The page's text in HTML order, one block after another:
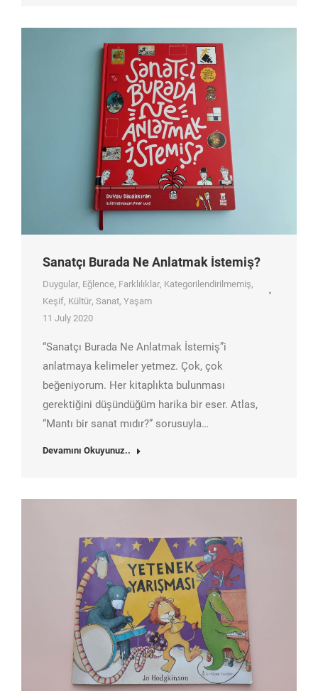
Sanatçı Burada Ne Anlatmak İstemiş?
Duygular, Eğlence, Farklılıklar, Kategorilendirilmemiş,
Keşif, Kültür, Sanat, Yaşam
11 July 2020
“Sanatçı Burada Ne Anlatmak İstemiş”i
anlatmaya kelimeler yetmez. Çok, çok
beğeniyorum. Her kitaplıkta bulunması
gerektiğini düşündüğüm harika bir eser. Atlas,
“Mantı bir sanat mıdır?” sorusuyla…
Devamını Okuyunuz..